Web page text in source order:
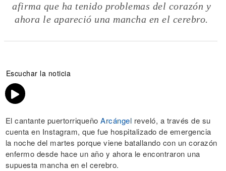
afirma que ha tenido problemas del corazón y
ahora le apareció una mancha en el cerebro.
Escuchar la noticia
El cantante puertorriqueño Arcángel reveló, a través de su
cuenta en Instagram, que fue hospitalizado de emergencia
la noche del martes porque viene batallando con un corazón
enfermo desde hace un año y ahora le encontraron una
supuesta mancha en el cerebro.